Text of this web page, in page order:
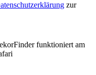
zur
funktioniert am